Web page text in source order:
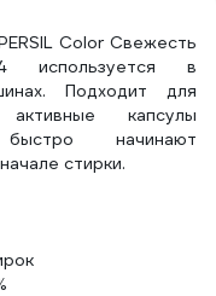
Color Свежесть
в
Подходит для
капсулы
начинают
стирки.